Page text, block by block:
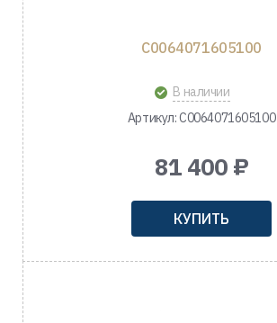
C0064071605100
В наличии
Артикул: C0064071605100
81 400 ₽
КУПИТЬ